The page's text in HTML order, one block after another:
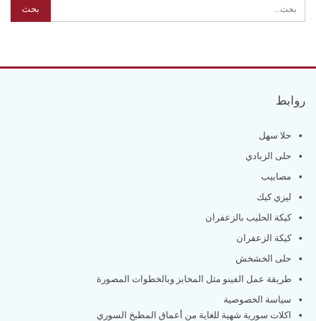
روابط
حلا سهل
حلى الزبادي
مصابيب
ليزي كيك
كيكة الحليب بالزعفران
كيكة الزعفران
حلى الخشخش
طريقة عمل الفينو مثل المخابز وبالخطوات المصورة
سياسة الخصوصية
اكلات سورية شهية للغاية من أعماق المطبخ السوري